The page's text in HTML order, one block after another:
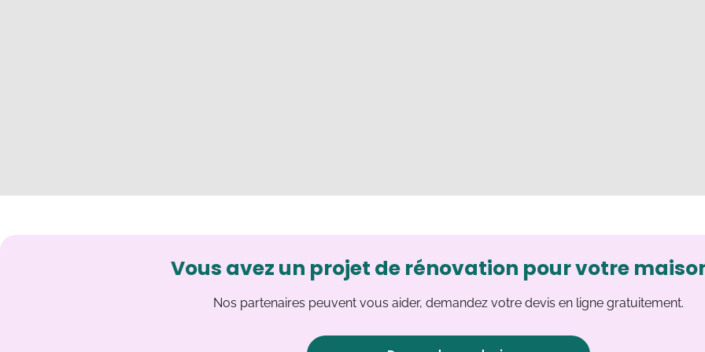
Vous avez un projet de rénovation pour votre
Nos partenaires peuvent vous aider, demandez votre devis en ligne gratuitement.